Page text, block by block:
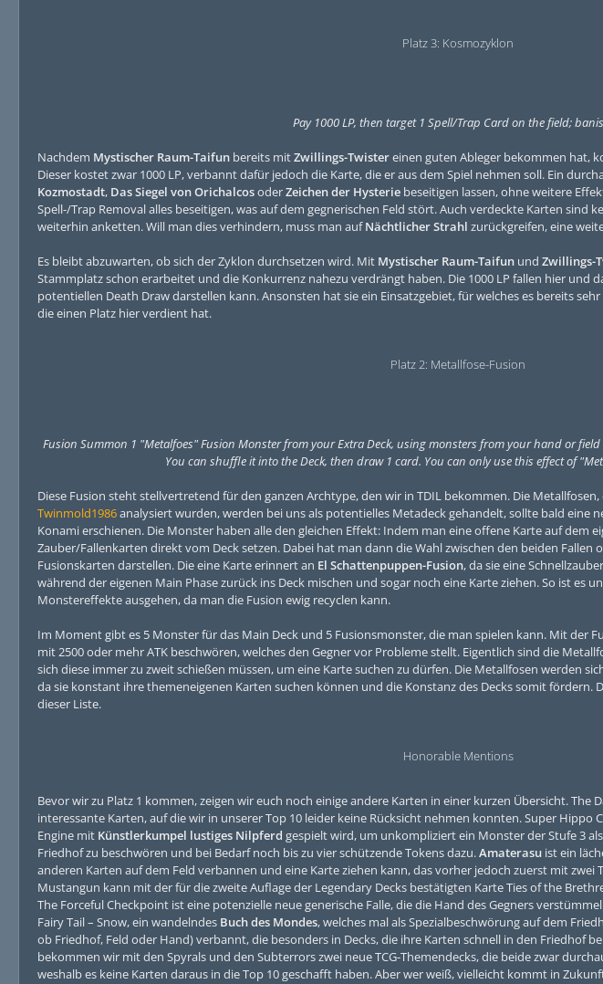
Platz 3: Kosmozyklon
Pay 1000 LP, then target 1 Spell/Trap Card on the field;
Nachdem Mystischer Raum-Taifun bereits mitZwillings-Twistereinen guten Ableger bekommen hat,
Dieser kostet zwar 1000 LP, verbannt dafür jedoch die Karte, die er aus dem Spiel nehmen soll. Ein
Kozmostadt, Das Siegel von OrichalcosoderZeichen der Hysterie beseitigen lassen, ohne weitere
Spell-/Trap Removal alles beseitigen, was auf dem gegnerischen Feld stört. Auch verdeckte Karten sind
weiterhin anketten. Will man dies verhindern, muss man aufNächtlicher Strahl zurückgreifen, eine
Es bleibt abzuwarten, ob sich der Zyklon durchsetzen wird. Mit Mystischer Raum-Taifun und Zwillings-
Stammplatz schon erarbeitet und die Konkurrenz nahezu verdrängt haben. Die 1000 LP fallen hier und
potentiellen Death Draw darstellen kann. Ansonsten hat sie ein Einsatzgebiet, für welches es bereits
die einen Platz hier verdient hat.
Platz 2: Metallfose-Fusion
Fusion Summon 1 "Metalfoes" Fusion Monster from your Extra Deck, using monsters from your hand or
You can shuffle it into the Deck, then draw 1 card. You can only use this effect of
Diese Fusion steht stellvertretend für den ganzen Archtype, den wir in TDIL bekommen. Die
Twinmold1986analysiert wurden, werden bei uns als potentielles Metadeck gehandelt, sollte bald eine
Konami erschienen. Die Monster haben alle den gleichen Effekt: Indem man eine offene Karte auf dem
Zauber/Fallenkarten direkt vom Deck setzen. Dabei hat man dann die Wahl zwischen den beiden Fallen
Fusionskarten darstellen. Die eine Karte erinnert an El Schattenpuppen-Fusion, da sie eine
während der eigenen Main Phase zurück ins Deck mischen und sogar noch eine Karte ziehen. So ist es
Monstereffekte ausgehen, da man die Fusion ewig recyclen kann.
Im Moment gibt es 5 Monster für das Main Deck und 5 Fusionsmonster, die man spielen kann. Mit der
mit 2500 oder mehr ATK beschwören, welches den Gegner vor Probleme stellt. Eigentlich sind die
sich diese immer zu zweit schießen müssen, um eine Karte suchen zu dürfen. Die Metallfosen werden
da sie konstant ihre themeneigenen Karten suchen können und die Konstanz des Decks somit fördern.
dieser Liste.
Honorable Mentions
Bevor wir zu Platz 1 kommen, zeigen wir euch noch einige andere Karten in einer kurzen Übersicht. The
interessante Karten, auf die wir in unserer Top 10 leider keine Rücksicht nehmen konnten. Super Hippo
Engine mit Künstlerkumpel lustiges Nilpferd gespielt wird, um unkompliziert ein Monster der Stufe 3
Friedhof zu beschwören und bei Bedarf noch bis zu vier schützende Tokens dazu.Amaterasu ist ein
anderen Karten auf dem Feld verbannen und eine Karte ziehen kann, das vorher jedoch zuerst mit
Mustangun kann mit der für die zweite Auflage der Legendary Decks bestätigten Karte Ties of the
The Forceful Checkpoint ist eine potenzielle neue generische Falle, die die Hand des Gegners
Fairy Tail – Snow, ein wandelndes Buch des Mondes, welches mal als Spezialbeschwörung auf dem
ob Friedhof, Feld oder Hand) verbannt, die besonders in Decks, die ihre Karten schnell in den Friedhof
bekommen wir mit den Spyrals und den Subterrors zwei neue TCG-Themendecks, die beide zwar
weshalb es keine Karten daraus in die Top 10 geschafft haben. Aber wer weiß, vielleicht kommt in